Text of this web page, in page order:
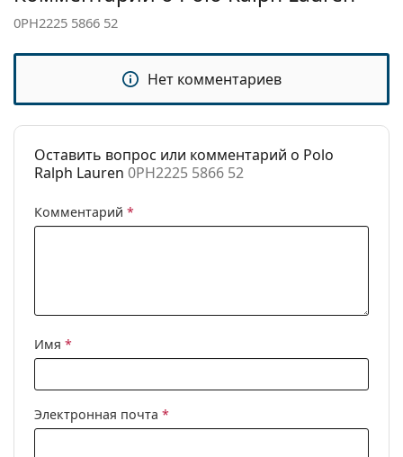
Регулируемые
Нет
Аксессуары
Футляр:
Да
Да
Другое
Бренд:
Polo Ralph Lauren
Код:
0PH2225 5866 52
Нет комментариев
Оставить вопрос или комментарий о Polo
Ralph Lauren 0PH2225 5866 52
Комментарий *
Имя *
Электронная почта *